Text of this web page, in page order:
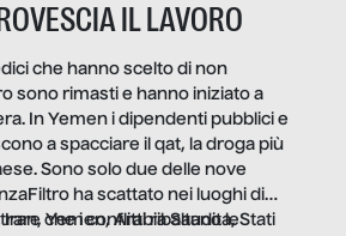
IL LAVORO
che hanno scelto di non
sono rimasti e hanno iniziato a
In Yemen i dipendenti pubblici e
a spacciare il qat, la droga più
Sono solo due delle nove
ha scattato nei luoghi di
che i conflitti ribaltano le
Yemen, Arabia Saudita, Stati